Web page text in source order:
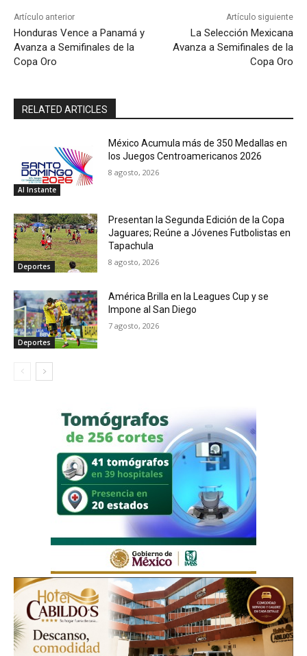
Artículo anterior
Honduras Vence a Panamá y
Avanza a Semifinales de la
Copa Oro
Artículo siguiente
La Selección Mexicana
Avanza a Semifinales de la
Copa Oro
RELATED ARTICLES
Al Instante
México Acumula más de 350 Medallas en
los Juegos Centroamericanos 2026
8 agosto, 2026
Deportes
Presentan la Segunda Edición de la Copa
Jaguares; Reúne a Jóvenes Futbolistas en
Tapachula
8 agosto, 2026
Deportes
América Brilla en la Leagues Cup y se
Impone al San Diego
7 agosto, 2026